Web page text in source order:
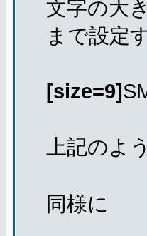
文字の大
まで設定
[size=9]
上記のよ
同様に